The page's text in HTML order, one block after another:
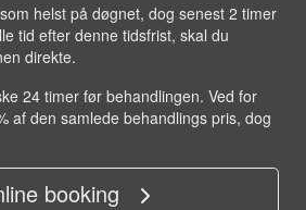
helst på døgnet, dog senest 2 timer
tid efter denne tidsfrist, skal du
direkte.
24 timer før behandlingen. Ved for
af den samlede behandlings pris, dog
booking